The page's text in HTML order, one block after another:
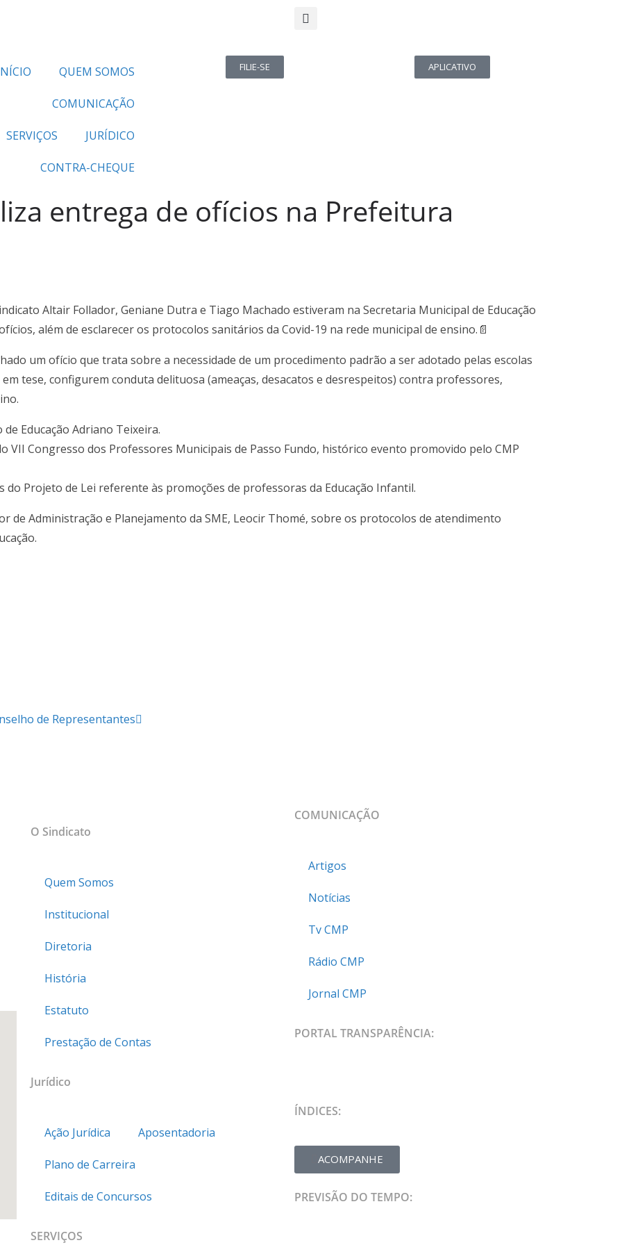
QUEM SOMOS
COMUNICAÇÃO
SERVIÇOS JURÍDICO
CONTRA-CHEQUE
FILIE-SE APLICATIVO
entrega de ofícios na Prefeitura
Altair Follador, Geniane Dutra e Tiago Machado estiveram na Secretaria Municipal de Educação
além de esclarecer os protocolos sanitários da Covid-19 na rede municipal de ensino.📄
um ofício que trata sobre a necessidade de um procedimento padrão a ser adotado pelas escolas
tese, configurem conduta delituosa (ameaças, desacatos e desrespeitos) contra professores,
Educação Adriano Teixeira.
VII Congresso dos Professores Municipais de Passo Fundo, histórico evento promovido pelo CMP
Projeto de Lei referente às promoções de professoras da Educação Infantil.
de Administração e Planejamento da SME, Leocir Thomé, sobre os protocolos de atendimento
de Representantes
O Sindicato
Quem Somos
Institucional
Diretoria
História
Estatuto
Prestação de Contas
Jurídico
Ação Jurídica Aposentadoria
Plano de Carreira
Editais de Concursos
SERVIÇOS
COMUNICAÇÃO
Artigos
Notícias
Tv CMP
Rádio CMP
Jornal CMP
PORTAL TRANSPARÊNCIA:
ÍNDICES:
ACOMPANHE
PREVISÃO DO TEMPO: